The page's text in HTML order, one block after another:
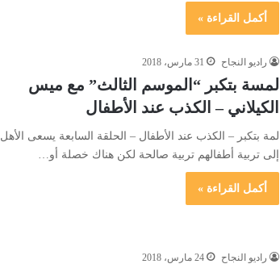
أكمل القراءة »
راديو النجاح 31 مارس، 2018
لمسة بتكبر “الموسم الثالث” مع ميس
الكيلاني – الكذب عند الأطفال
لمة بتكبر – الكذب عند الأطفال – الحلقة السابعة يسعى الأهل
إلى تربية أطفالهم تربية صالحة لكن هناك خصلة أو…
أكمل القراءة »
راديو النجاح 24 مارس، 2018